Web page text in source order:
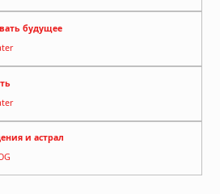
будущее
и астрал